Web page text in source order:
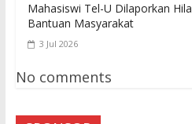
Mahasiswi Tel-U Dilaporkan
Bantuan Masyarakat
3 Jul 2026
No comments